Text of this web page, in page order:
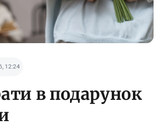
12:24
в подарунок